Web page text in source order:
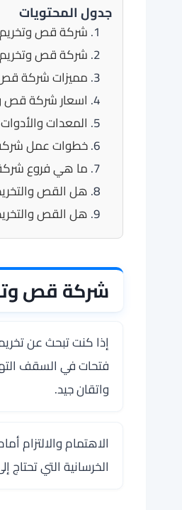
جدول المحتويات
شركة قص وتخريم
شركة قص وتخريم
مميزات شركة قص
اسعار شركة قص
المعدات
خطوات عمل
ما هي فروع
هل القص
هل القص
شركة قص
إذا كنت تبحث عن
فتحات في السقف
واتقان جيد.
الاهتمام والالتزام
الخرسانية التي تحتاج